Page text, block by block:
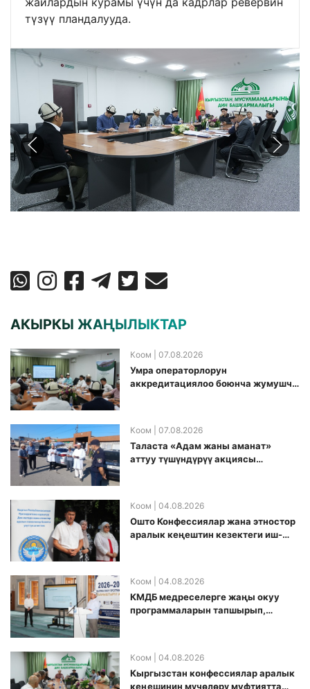
түзүү пландалууда.
АКЫРКЫ ЖАҢЫЛЫКТАР
Коом | 07.08.2026
Умра операторлорун
аккредитациялоо боюнча жумушчу
Коом | 07.08.2026
Таласта «Адам жаны аманат»
аттуу түшүндүрүү акциясы
Коом | 04.08.2026
Ошто Конфессиялар жана этностор
аралык кеңештин кезектеги иш-
Коом | 04.08.2026
КМДБ медреселерге жаңы окуу
программаларын тапшырып,
Коом | 04.08.2026
Кыргызстан конфессиялар аралык
кеӊешинин мүчөлөрү муфтиятта